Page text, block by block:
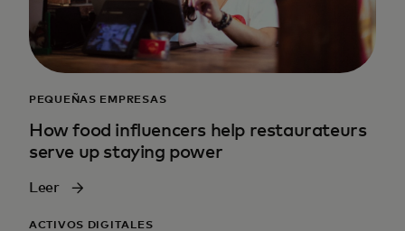
PEQUEÑAS EMPRESAS
How food influencers help restaurateurs
serve up staying power
Leer
ACTIVOS DIGITALES